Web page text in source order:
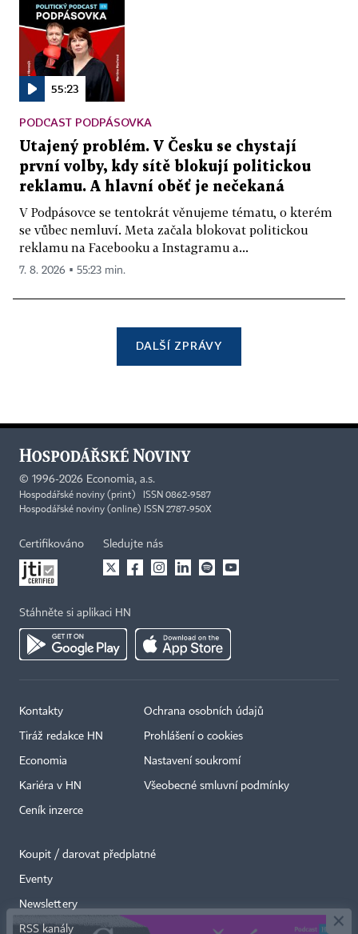
55:23
PODCAST PODPÁSOVKA
Utajený problém. V Česku se chystají
první volby, kdy sítě blokují politickou
reklamu. A hlavní oběť je nečekaná
V Podpásovce se tentokrát věnujeme tématu, o kterém
se vůbec nemluví. Meta začala blokovat politickou
reklamu na Facebooku a Instagramu a...
7. 8. 2026 ▪ 55:23 min.
DALŠÍ ZPRÁVY
© 1996-2026 Economia, a.s.
Hospodářské noviny (print) ISSN 0862-9587
Hospodářské noviny (online) ISSN 2787-950X
Certifikováno Sledujte nás
Stáhněte si aplikaci HN
Kontakty
Tiráž redakce HN
Economia
Kariéra v HN
Ceník inzerce
Ochrana osobních údajů
Prohlášení o cookies
Nastavení soukromí
Všeobecné smluvní podmínky
Koupit / darovat předplatné
Eventy
Newslettery
RSS kanály